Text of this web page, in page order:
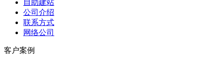
自助建站
公司介绍
联系方式
网络公司
客户案例